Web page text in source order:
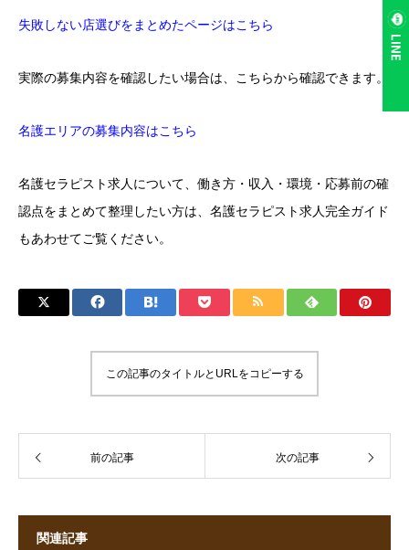
LINE
失敗しない店選びをまとめたページはこちら
実際の募集内容を確認したい場合は、こちらから確認できます。
名護エリアの募集内容はこちら
名護セラピスト求人について、働き方・収入・環境・応募前の確
認点をまとめて整理したい方は、 名護セラピスト求人完全ガイド
もあわせてご覧ください。
この記事のタイトルとURLをコピーする
前の記事 次の記事
関連記事